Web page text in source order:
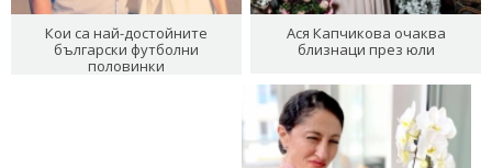
Кои са най-достойните
български футболни
половинки
Ася Капчикова очаква
близнаци през юли